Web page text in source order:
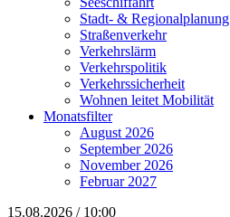
Stadt- & Regionalplanung
Straßenverkehr
Verkehrslärm
Verkehrspolitik
Verkehrssicherheit
Wohnen leitet Mobilität
Monatsfilter
August 2026
September 2026
November 2026
Februar 2027
15.08.2026 / 10:00